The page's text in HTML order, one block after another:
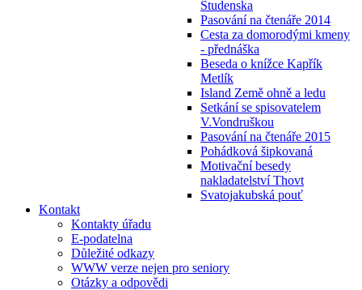
Studenska
Pasování na čtenáře 2014
Cesta za domorodými kmeny
- přednáška
Beseda o knížce Kapřík
Metlík
Island Země ohně a ledu
Setkání se spisovatelem
V.Vondruškou
Pasování na čtenáře 2015
Pohádková šipkovaná
Motivační besedy
nakladatelství Thovt
Svatojakubská pouť
Kontakt
Kontakty úřadu
E-podatelna
Důležité odkazy
WWW verze nejen pro seniory
Otázky a odpovědi